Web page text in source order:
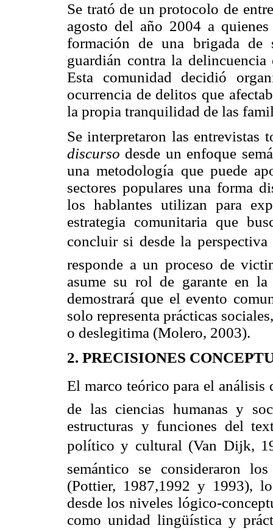
Se trató de un protocolo de
agosto del año 2004 a
formación de una brigada de
guardián contra la
Esta comunidad decidió
ocurrencia de delitos que
la propia tranquilidad de las
Se interpretaron las entrevistas
discurso desde un enfoque
una metodología que puede
sectores populares una forma
los hablantes utilizan para
estrategia comunitaria que
concluir si desde la perspectiva
responde a un proceso de
asume su rol de garante en
demostrará que el evento
solo representa prácticas
o deslegitima (Molero, 2003).
2. PRECISIONES
El marco teórico para el análisis
de las ciencias humanas y
estructuras y funciones del
político y cultural (Van Dijk,
semántico se consideraron
(Pottier, 1987,1992 y 1993),
desde los niveles lógico-
como unidad lingüística y